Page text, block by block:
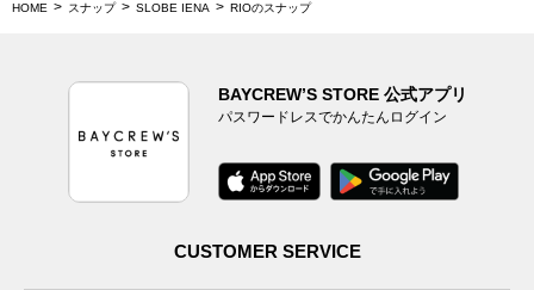
HOME スナップ SLOBE IENA RIOのスナップ
BAYCREW’S STORE 公式アプリ
パスワードレスでかんたんログイン
CUSTOMER SERVICE